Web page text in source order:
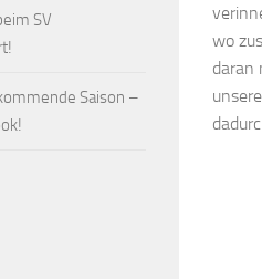
wo
daran
SV
Saison –